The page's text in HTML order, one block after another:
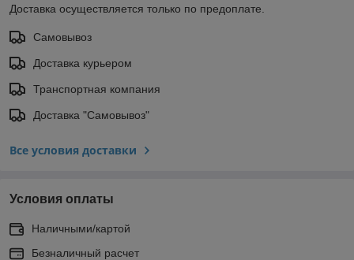
Доставка осуществляется только по предоплате.
Самовывоз
Доставка курьером
Транспортная компания
Доставка "Самовывоз"
Все условия доставки
Условия оплаты
Наличными/картой
Безналичный расчет